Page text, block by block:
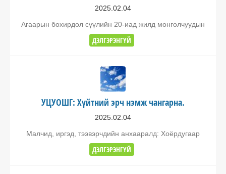
2025.02.04
Агаарын бохирдол сүүлийн 20-иад жилд монголчуудын
ДЭЛГЭРЭНГҮЙ
УЦУОШГ: Хүйтний эрч нэмж чангарна.
2025.02.04
Малчид, иргэд, тээвэрчдийн анхааралд: Хоёрдугаар
ДЭЛГЭРЭНГҮЙ